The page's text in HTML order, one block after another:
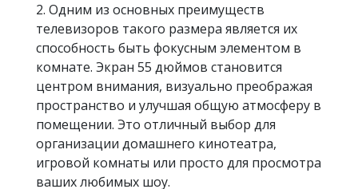
2. Одним из основных преимуществ
телевизоров такого размера является их
способность быть фокусным элементом в
комнате. Экран 55 дюймов становится
центром внимания, визуально преображая
пространство и улучшая общую атмосферу в
помещении. Это отличный выбор для
организации домашнего кинотеатра,
игровой комнаты или просто для просмотра
ваших любимых шоу.